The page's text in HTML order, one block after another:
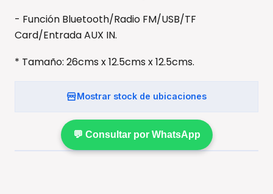
- Función Bluetooth/Radio FM/USB/TF
Card/Entrada AUX IN.
* Tamaño: 26cms x 12.5cms x 12.5cms.
Mostrar stock de ubicaciones
💬 Consultar por WhatsApp